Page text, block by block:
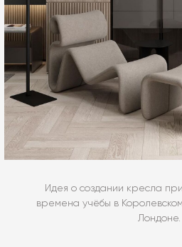
Идея о создании кресла
времена учёбы в
Лондоне.